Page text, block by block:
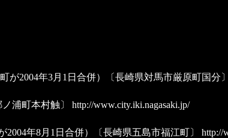
が2004年3月1日合併）〔長崎県対馬市厳原町国分
浦町本村触〕 http://www.city.iki.nagasaki.jp/
年8月1日合併）〔長崎県五島市福江町〕 http://